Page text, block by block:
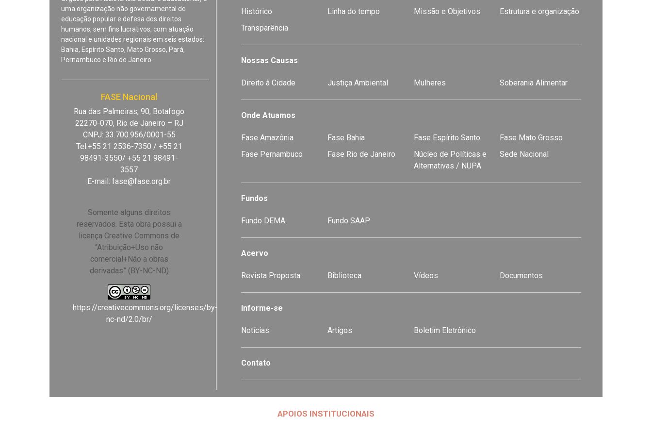
uma organização não governamental de
educação popular e defesa dos direitos
humanos, sem fins lucrativos, com atuação
nacional e unidades regionais em seis estados:
Bahia, Espírito Santo, Mato Grosso, Pará,
Pernambuco e Rio de Janeiro.
FASE Nacional
Rua das Palmeiras, 90, Botafogo
22270-070, Rio de Janeiro – RJ
CNPJ: 33.700.956/0001-55
Tel:+55 21 2536-7350 / +55 21
98491-3550/ +55 21 98491-
3557
E-mail:fase@fase.org.br
Somente alguns direitos
reservados. Esta obra possui a
licença Creative Commons de
“Atribuição+Uso não
comercial+Não a obras
derivadas” (BY-NC-ND)
https://creativecommons.org/licenses/by-
nc-nd/2.0/br/
Histórico Linha do tempo Missão e Objetivos
Estrutura e organização
Transparência
Nossas Causas
Direito à Cidade Justiça Ambiental Mulheres Soberania Alimentar
Onde Atuamos
Fase Amazônia Fase Bahia Fase Espírito Santo
Fase Mato Grosso
Fase Pernambuco
Fase Rio de Janeiro
Núcleo de Políticas e
Alternativas / NUPA
Sede Nacional
Fundos
Fundo DEMA Fundo SAAP
Acervo
Revista Proposta Biblioteca Vídeos Documentos
Informe-se
Notícias Artigos Boletim Eletrônico
Contato
APOIOS INSTITUCIONAIS